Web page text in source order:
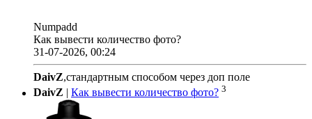
Numpadd
Как вывести количество фото?
31-07-2026, 00:24
DaivZ,стандартным способом через доп поле
DaivZ
Как вывести количество фото? 3